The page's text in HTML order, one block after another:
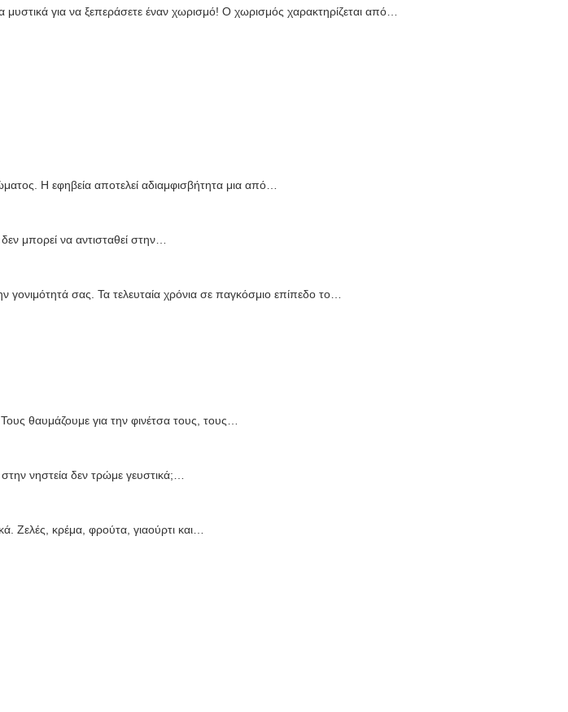
μυστικά για να ξεπεράσετε έναν χωρισμό! Ο χωρισμός χαρακτηρίζεται από…
Η εφηβεία αποτελεί αδιαμφισβήτητα μια από…
μπορεί να αντισταθεί στην…
σας. Τα τελευταία χρόνια σε παγκόσμιο επίπεδο το…
Τους θαυμάζουμε για την φινέτσα τους, τους…
νηστεία δεν τρώμε γευστικά;…
Ζελές, κρέμα, φρούτα, γιαούρτι και…